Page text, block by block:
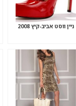
ניין ווסט אביב-קיץ 2008